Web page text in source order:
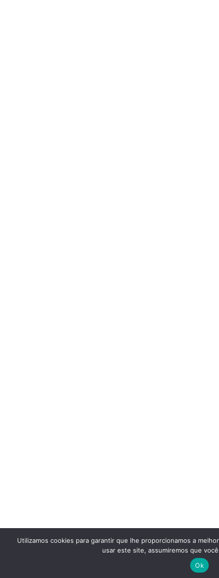
Utilizamos cookies para garantir que lhe proporcionamos a
usar este site, assumiremos que
Ok